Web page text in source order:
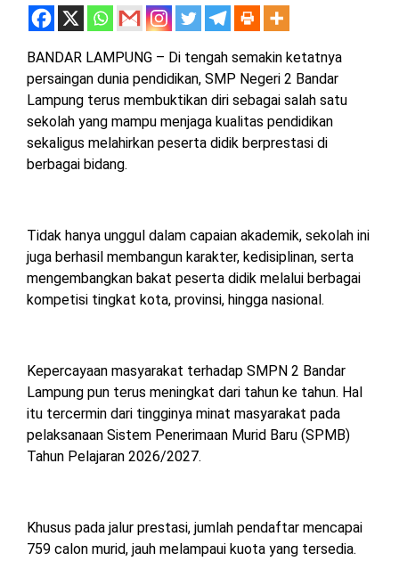
MESUJI
PESISIR
BARAT
TULANG
BAWANG
WAYKANAN
LAMTIM
DPRD
LAMPUNG
UTARA
DPRD
PESISIR
BARAT
DPRD
TULANG
BAWANG
BARAT
BANDAR LAMPUNG – Di tengah semakin ketatnya
persaingan dunia pendidikan, SMP Negeri 2 Bandar
Lampung terus membuktikan diri sebagai salah satu
sekolah yang mampu menjaga kualitas pendidikan
sekaligus melahirkan peserta didik berprestasi di
berbagai bidang.
Tidak hanya unggul dalam capaian akademik, sekolah ini
juga berhasil membangun karakter, kedisiplinan, serta
mengembangkan bakat peserta didik melalui berbagai
kompetisi tingkat kota, provinsi, hingga nasional.
Kepercayaan masyarakat terhadap SMPN 2 Bandar
Lampung pun terus meningkat dari tahun ke tahun. Hal
itu tercermin dari tingginya minat masyarakat pada
pelaksanaan Sistem Penerimaan Murid Baru (SPMB)
Tahun Pelajaran 2026/2027.
Khusus pada jalur prestasi, jumlah pendaftar mencapai
759 calon murid, jauh melampaui kuota yang tersedia.